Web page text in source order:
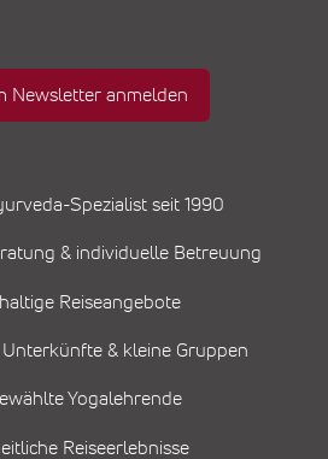
Newsletter anmelden
Spezialist seit 1990
& individuelle Betreuung
Reiseangebote
& kleine Gruppen
Yogalehrende
Reiseerlebnisse